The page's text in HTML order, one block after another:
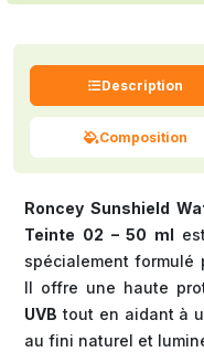
Description
Composition
Roncey Sunshield
Teinte 02 – 50 ml
spécialement formulé
Il offre une haute
UVB tout en aidant à
au fini naturel et